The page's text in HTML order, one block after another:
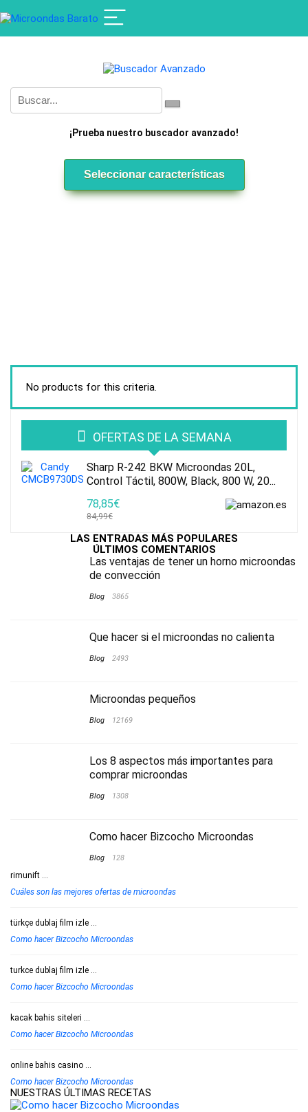
¡Prueba nuestro buscador avanzado!
Seleccionar características
No products for this criteria.
OFERTAS DE LA SEMANA
Sharp R-242 BKW Microondas 20L,
Control Táctil, 800W, Black, 800 W, 20...
78,85€
84,99€
LAS ENTRADAS MÁS POPULARES
ÚLTIMOS COMENTARIOS
Las ventajas de tener un horno microondas
de convección
Blog 3865
Que hacer si el microondas no calienta
Blog 2493
Microondas pequeños
Blog 12169
Los 8 aspectos más importantes para
comprar microondas
Blog 1308
Como hacer Bizcocho Microondas
Blog 128
rimunift ...
Cuáles son las mejores ofertas de microondas
türkçe dublaj film izle ...
Como hacer Bizcocho Microondas
turkce dublaj film izle ...
Como hacer Bizcocho Microondas
kacak bahis siteleri ...
Como hacer Bizcocho Microondas
online bahis casino ...
Como hacer Bizcocho Microondas
NUESTRAS ÚLTIMAS RECETAS